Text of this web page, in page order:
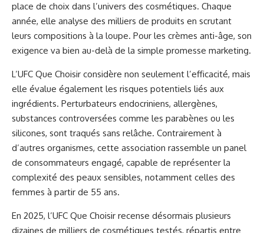
place de choix dans l’univers des cosmétiques. Chaque
année, elle analyse des milliers de produits en scrutant
leurs compositions à la loupe. Pour les crèmes anti-âge, son
exigence va bien au-delà de la simple promesse marketing.
L’UFC Que Choisir considère non seulement l’efficacité, mais
elle évalue également les risques potentiels liés aux
ingrédients. Perturbateurs endocriniens, allergènes,
substances controversées comme les parabènes ou les
silicones, sont traqués sans relâche. Contrairement à
d’autres organismes, cette association rassemble un panel
de consommateurs engagé, capable de représenter la
complexité des peaux sensibles, notamment celles des
femmes à partir de 55 ans.
En 2025, l’UFC Que Choisir recense désormais plusieurs
dizaines de milliers de cosmétiques testés, répartis entre